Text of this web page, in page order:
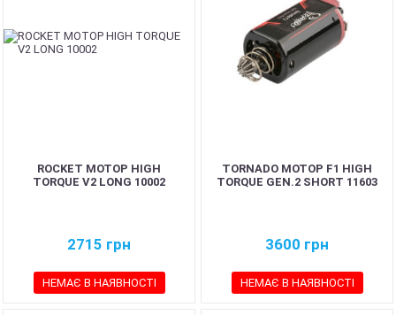
ROCKET МОТОР HIGH
TORQUE V2 LONG 10002
2715 грн
НЕМАЄ В НАЯВНОСТІ
TORNADO МОТОР F1 HIGH
TORQUE GEN.2 SHORT 11603
3600 грн
НЕМАЄ В НАЯВНОСТІ